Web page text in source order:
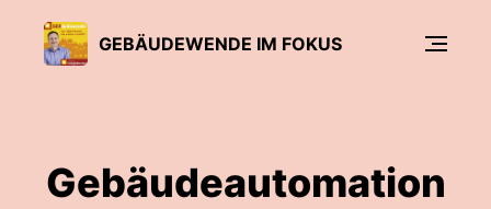
GEBÄUDEWENDE IM FOKUS
Gebäudeautomation